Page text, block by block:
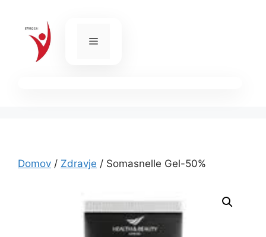
content
Menu
Domov / Zdravje / Somasnelle Gel-50%